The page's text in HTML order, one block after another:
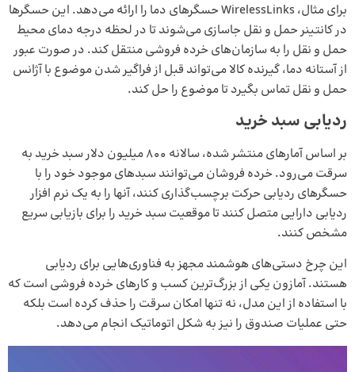
برای مثال، WirelessLinks حسگرهای دما را ارائه می‌دهد. این حسگر‌ها
در کانتینر حمل و نقل جاسازی می‌شوند تا در لحظه درجه دمای محیط
حمل و نقل را به سازمان‌های خرده فروشی منتقل کند. در صورت عبور
از آستانه دما، گیرنده کالا می‌تواند قبل از فراگیر شدن موضوع با آژانس
حمل و نقل تماس بگیرد تا موضوع را حل کند.
ردیابی سبد خرید
بر اساس آمارهای منتشر شده، سالانه 800 میلیون دلار سبد خرید به
سرقت می‌رود. خرده فروشان می‌توانند سبدهای موجود خود را با
حسگرهای ردیابی حرکت برچسب‌گذاری کنند، آنها را به یک نرم افزار
ردیابی دارایی متصل کنند تا موقعیت سبد خرید را برای بازیابی سریع
مشخص کنند.
این چرخ دستی‌های هوشمند مجهز به فناوری‌هایی برای ردیابی
هستند. آمازون یکی از بزرگ‌ترین کسب و کار‌های خرده فروشی است که
با استفاده از این مدل، نه تنها امکان سرقت را حذف کرده است بلکه
حتی عملیات صندوق را نیز به شکل اتوماتیک انجام می‌دهد.